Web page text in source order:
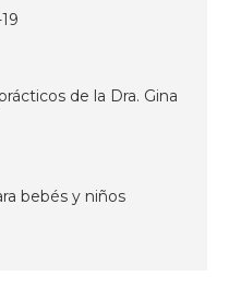
de la Dra. Gina
bebés y niños